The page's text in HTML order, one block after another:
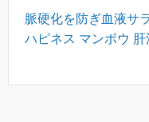
脈硬化を防ぎ血液サ
ハピネス マンボウ